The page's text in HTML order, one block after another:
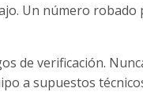
Un número robado
de verificación.
a supuestos